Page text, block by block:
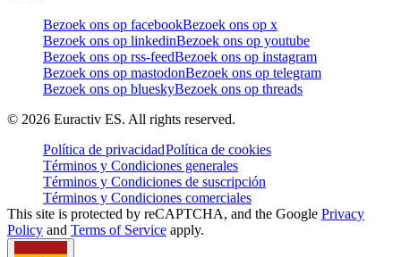
Bezoek ons op facebookBezoek ons op x
Bezoek ons op linkedinBezoek ons op youtube
Bezoek ons op rss-feedBezoek ons op instagram
Bezoek ons op mastodonBezoek ons op telegram
Bezoek ons op blueskyBezoek ons op threads
© 2026 Euractiv ES. All rights reserved.
Política de privacidadPolítica de cookies
Términos y Condiciones generales
Términos y Condiciones de suscripción
Términos y Condiciones comerciales
This site is protected by reCAPTCHA, and the Google Privacy
Policy and Terms of Service apply.